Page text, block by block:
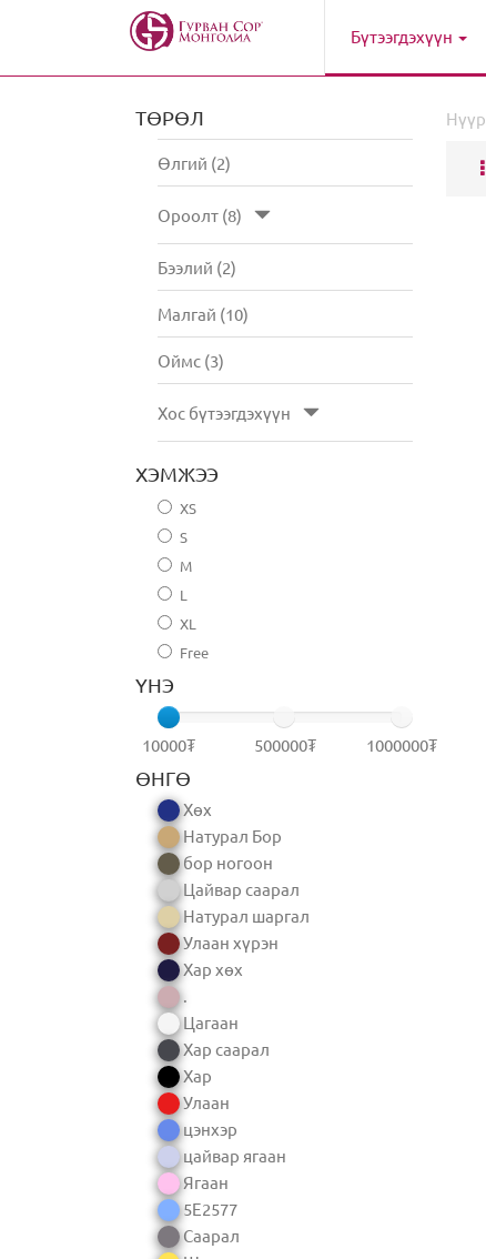
Бүтээгдэхүүн
ТӨРӨЛ
Өлгий (2)
Ороолт (8)
Бээлий (2)
Малгай (10)
Оймс (3)
Хос бүтээгдэхүүн
ХЭМЖЭЭ
XS
S
M
L
XL
Free
ҮНЭ
10000₮ 500000₮ 1000000₮
ӨНГӨ
Хөх
Натурал Бор
бор ногоон
Цайвар саарал
Натурал шаргал
Улаан хүрэн
Хар хөх
.
Цагаан
Хар саарал
Хар
Улаан
цэнхэр
цайвар ягаан
Ягаан
5E2577
Саарал
Нүүр